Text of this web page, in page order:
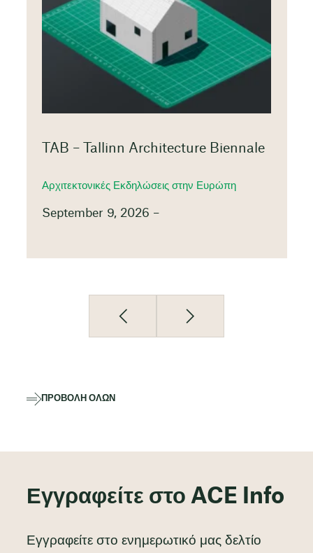
TAB – Tallinn Architecture Biennale
Αρχιτεκτονικές Εκδηλώσεις στην Ευρώπη
September 9, 2026 –
ΠΡΟΒΟΛΉ ΌΛΩΝ
Εγγραφείτε στο ACE Info
Εγγραφείτε στο ενημερωτικό μας δελτίο